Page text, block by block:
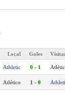
Local Goles
Athletic 0 - 1
Atlético 1 - 0